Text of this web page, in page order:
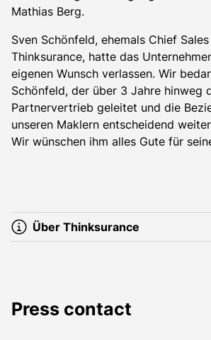
Mathias Berg.
Sven Schönfeld, ehemals Chief
Thinksurance, hatte das
eigenen Wunsch verlassen. Wir
Schönfeld, der über 3 Jahre hinweg
Partnervertrieb geleitet und die
unseren Maklern entscheidend
Wir wünschen ihm alles Gute für
Über Thinksurance
Press contact